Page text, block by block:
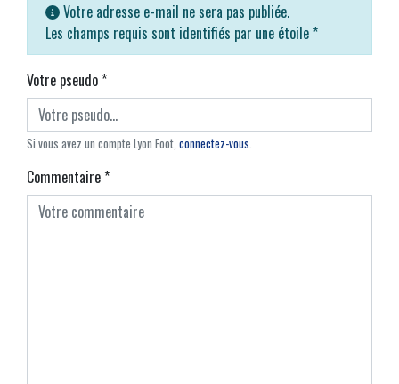
Votre adresse e-mail ne sera pas publiée.
Les champs requis sont identifiés par une étoile *
Votre pseudo*
Si vous avez un compte Lyon Foot, connectez-vous.
Commentaire*